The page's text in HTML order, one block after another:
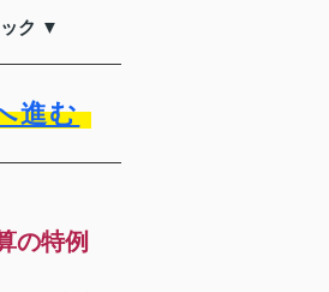
ク ▼
進む
の特例